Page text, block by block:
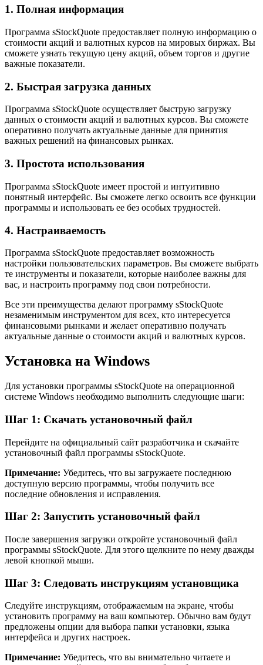
1. Полная информация
Программа sStockQuote предоставляет полную информацию о
стоимости акций и валютных курсов на мировых биржах. Вы
сможете узнать текущую цену акций, объем торгов и другие
важные показатели.
2. Быстрая загрузка данных
Программа sStockQuote осуществляет быструю загрузку
данных о стоимости акций и валютных курсов. Вы сможете
оперативно получать актуальные данные для принятия
важных решений на финансовых рынках.
3. Простота использования
Программа sStockQuote имеет простой и интуитивно
понятный интерфейс. Вы сможете легко освоить все функции
программы и использовать ее без особых трудностей.
4. Настраиваемость
Программа sStockQuote предоставляет возможность
настройки пользовательских параметров. Вы сможете выбрать
те инструменты и показатели, которые наиболее важны для
вас, и настроить программу под свои потребности.
Все эти преимущества делают программу sStockQuote
незаменимым инструментом для всех, кто интересуется
финансовыми рынками и желает оперативно получать
актуальные данные о стоимости акций и валютных курсов.
Установка на Windows
Для установки программы sStockQuote на операционной
системе Windows необходимо выполнить следующие шаги:
Шаг 1: Скачать установочный файл
Перейдите на официальный сайт разработчика и скачайте
установочный файл программы sStockQuote.
Примечание: Убедитесь, что вы загружаете последнюю
доступную версию программы, чтобы получить все
последние обновления и исправления.
Шаг 2: Запустить установочный файл
После завершения загрузки откройте установочный файл
программы sStockQuote. Для этого щелкните по нему дважды
левой кнопкой мыши.
Шаг 3: Следовать инструкциям установщика
Следуйте инструкциям, отображаемым на экране, чтобы
установить программу на ваш компьютер. Обычно вам будут
предложены опции для выбора папки установки, языка
интерфейса и других настроек.
Примечание: Убедитесь, что вы внимательно читаете и